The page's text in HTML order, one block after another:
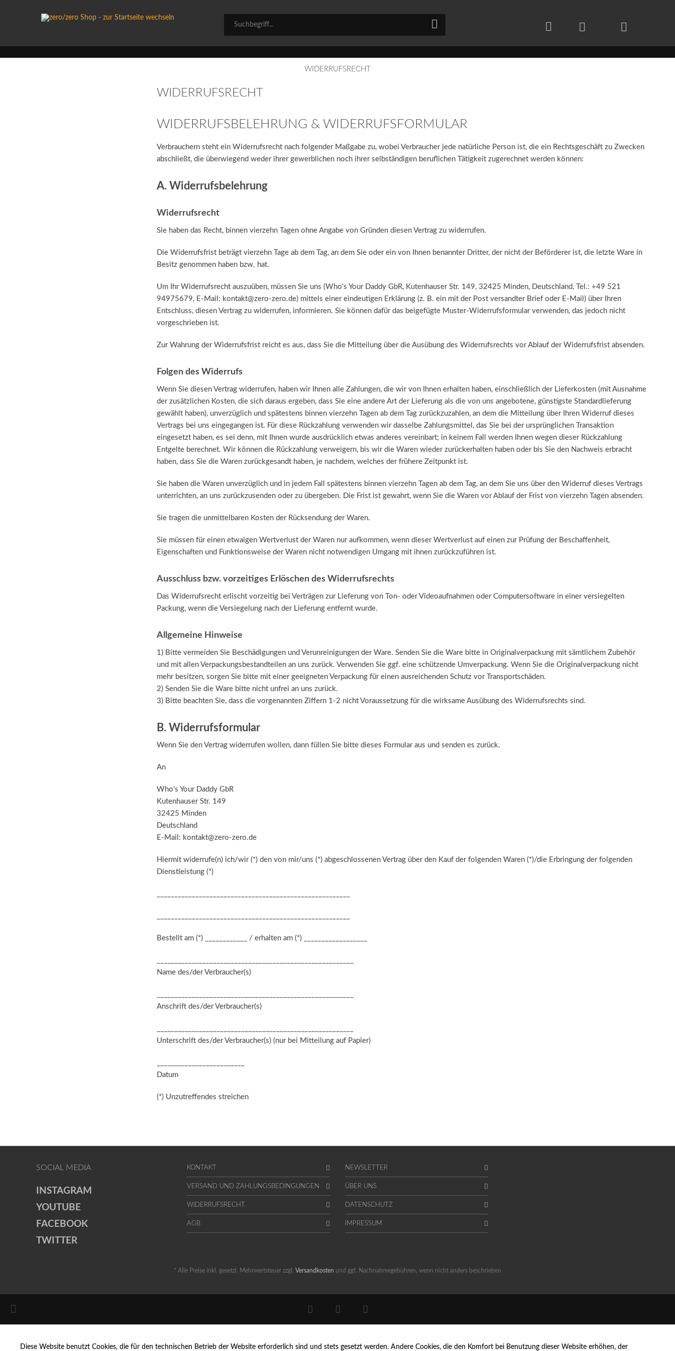
WIDERRUFSRECHT
WIDERRUFSRECHT
WIDERRUFSBELEHRUNG & WIDERRUFSFORMULAR
Verbrauchern steht ein Widerrufsrecht nach folgender Maßgabe zu, wobei Verbraucher jede natürliche Person ist, die ein Rechtsgeschäft zu Zwecken
abschließt, die überwiegend weder ihrer gewerblichen noch ihrer selbständigen beruflichen Tätigkeit zugerechnet werden können:
A. Widerrufsbelehrung
Widerrufsrecht
Sie haben das Recht, binnen vierzehn Tagen ohne Angabe von Gründen diesen Vertrag zu widerrufen.
Die Widerrufsfrist beträgt vierzehn Tage ab dem Tag, an dem Sie oder ein von Ihnen benannter Dritter, der nicht der Beförderer ist, die letzte Ware in
Besitz genommen haben bzw. hat.
Um Ihr Widerrufsrecht auszuüben, müssen Sie uns (Who's Your Daddy GbR, Kutenhauser Str. 149, 32425 Minden, Deutschland, Tel.: +49 521
94975679, E-Mail: kontakt@zero-zero.de) mittels einer eindeutigen Erklärung (z. B. ein mit der Post versandter Brief oder E-Mail) über Ihren
Entschluss, diesen Vertrag zu widerrufen, informieren. Sie können dafür das beigefügte Muster-Widerrufsformular verwenden, das jedoch nicht
vorgeschrieben ist.
Zur Wahrung der Widerrufsfrist reicht es aus, dass Sie die Mitteilung über die Ausübung des Widerrufsrechts vor Ablauf der Widerrufsfrist absenden.
Folgen des Widerrufs
Wenn Sie diesen Vertrag widerrufen, haben wir Ihnen alle Zahlungen, die wir von Ihnen erhalten haben, einschließlich der Lieferkosten (mit Ausnahme
der zusätzlichen Kosten, die sich daraus ergeben, dass Sie eine andere Art der Lieferung als die von uns angebotene, günstigste Standardlieferung
gewählt haben), unverzüglich und spätestens binnen vierzehn Tagen ab dem Tag zurückzuzahlen, an dem die Mitteilung über Ihren Widerruf dieses
Vertrags bei uns eingegangen ist. Für diese Rückzahlung verwenden wir dasselbe Zahlungsmittel, das Sie bei der ursprünglichen Transaktion
eingesetzt haben, es sei denn, mit Ihnen wurde ausdrücklich etwas anderes vereinbart; in keinem Fall werden Ihnen wegen dieser Rückzahlung
Entgelte berechnet. Wir können die Rückzahlung verweigern, bis wir die Waren wieder zurückerhalten haben oder bis Sie den Nachweis erbracht
haben, dass Sie die Waren zurückgesandt haben, je nachdem, welches der frühere Zeitpunkt ist.
Sie haben die Waren unverzüglich und in jedem Fall spätestens binnen vierzehn Tagen ab dem Tag, an dem Sie uns über den Widerruf dieses Vertrags
unterrichten, an uns zurückzusenden oder zu übergeben. Die Frist ist gewahrt, wenn Sie die Waren vor Ablauf der Frist von vierzehn Tagen absenden.
Sie tragen die unmittelbaren Kosten der Rücksendung der Waren.
Sie müssen für einen etwaigen Wertverlust der Waren nur aufkommen, wenn dieser Wertverlust auf einen zur Prüfung der Beschaffenheit,
Eigenschaften und Funktionsweise der Waren nicht notwendigen Umgang mit ihnen zurückzuführen ist.
Ausschluss bzw. vorzeitiges Erlöschen des Widerrufsrechts
Das Widerrufsrecht erlischt vorzeitig bei Verträgen zur Lieferung von Ton- oder Videoaufnahmen oder Computersoftware in einer versiegelten
Packung, wenn die Versiegelung nach der Lieferung entfernt wurde.
Allgemeine Hinweise
1) Bitte vermeiden Sie Beschädigungen und Verunreinigungen der Ware. Senden Sie die Ware bitte in Originalverpackung mit sämtlichem Zubehör
und mit allen Verpackungsbestandteilen an uns zurück. Verwenden Sie ggf. eine schützende Umverpackung. Wenn Sie die Originalverpackung nicht
mehr besitzen, sorgen Sie bitte mit einer geeigneten Verpackung für einen ausreichenden Schutz vor Transportschäden.
2) Senden Sie die Ware bitte nicht unfrei an uns zurück.
3) Bitte beachten Sie, dass die vorgenannten Ziffern 1-2 nicht Voraussetzung für die wirksame Ausübung des Widerrufsrechts sind.
B. Widerrufsformular
Wenn Sie den Vertrag widerrufen wollen, dann füllen Sie bitte dieses Formular aus und senden es zurück.
An
Who's Your Daddy GbR
Kutenhauser Str. 149
32425 Minden
Deutschland
E-Mail: kontakt@zero-zero.de
Hiermit widerrufe(n) ich/wir (*) den von mir/uns (*) abgeschlossenen Vertrag über den Kauf der folgenden Waren (*)/die Erbringung der folgenden
Dienstleistung (*)
Bestellt am (*) ____________ / erhalten am (*) __________________
Name des/der Verbraucher(s)
Anschrift des/der Verbraucher(s)
Unterschrift des/der Verbraucher(s) (nur bei Mitteilung auf Papier)
Datum
(*) Unzutreffendes streichen
SOCIAL MEDIA
INSTAGRAM
YOUTUBE
FACEBOOK
TWITTER
KONTAKT
VERSAND UND ZAHLUNGSBEDINGUNGEN
WIDERRUFSRECHT
AGB
NEWSLETTER
ÜBER UNS
DATENSCHUTZ
IMPRESSUM
* Alle Preise inkl. gesetzl. Mehrwertsteuer zzgl. Versandkosten und ggf. Nachnahmegebühren, wenn nicht anders beschrieben
Diese Website benutzt Cookies, die für den technischen Betrieb der Website erforderlich sind und stets gesetzt werden. Andere Cookies, die den Komfort bei Benutzung dieser Website erhöhen, der